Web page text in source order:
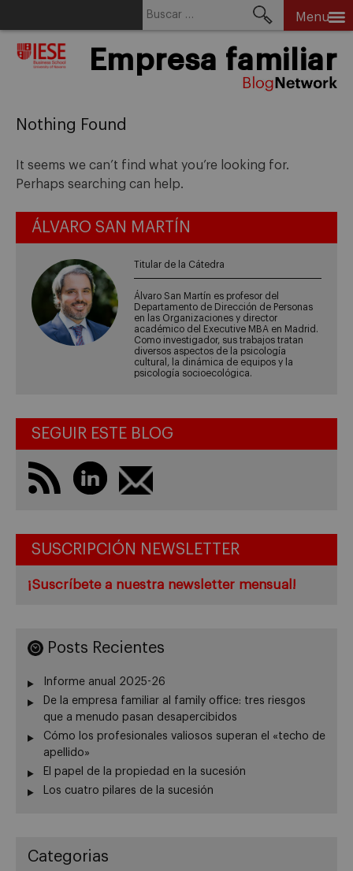
Menu
Empresa familiar
Nothing Found
It seems we can’t find what you’re looking for.
Perhaps searching can help.
ÁLVARO SAN MARTÍN
Titular de la Cátedra
Álvaro San Martín es profesor del
Departamento de Dirección de Personas
en las Organizaciones y director
académico del Executive MBA en Madrid.
Como investigador, sus trabajos tratan
diversos aspectos de la psicología
cultural, la dinámica de equipos y la
psicología socioecológica.
SEGUIR ESTE BLOG
SUSCRIPCIÓN NEWSLETTER
¡Suscríbete a nuestra newsletter mensual!
Posts Recientes
Informe anual 2025-26
De la empresa familiar al family office: tres riesgos
que a menudo pasan desapercibidos
Cómo los profesionales valiosos superan el «techo de
apellido»
El papel de la propiedad en la sucesión
Los cuatro pilares de la sucesión
Categorias